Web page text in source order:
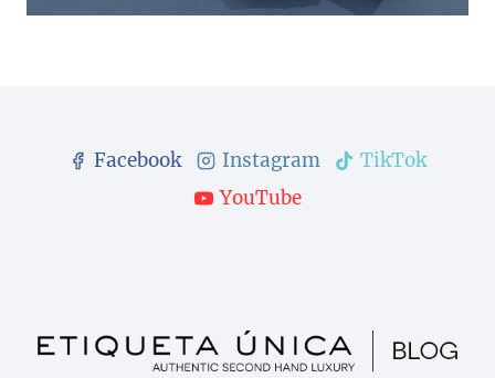
Facebook Instagram
TikTok
YouTube